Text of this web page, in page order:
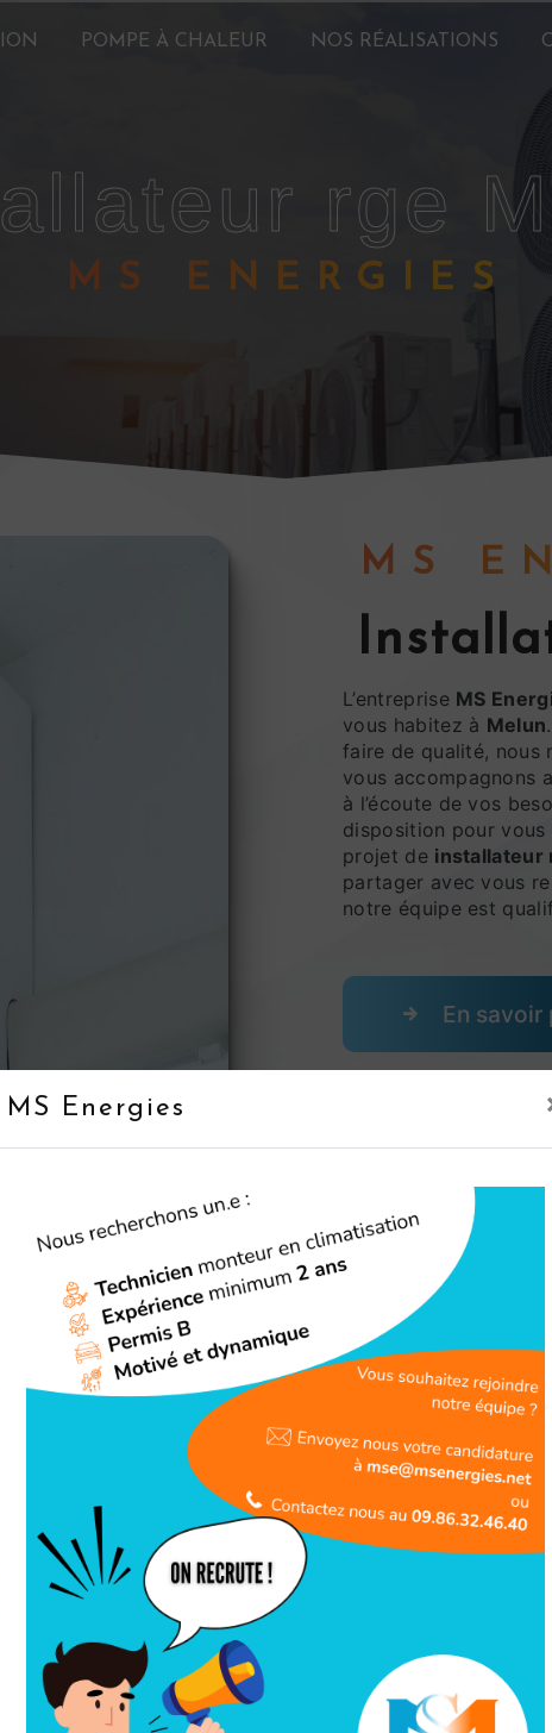
MS Energies
POMPE À CHALEUR NOS RÉALISATIONS
rge
MS ENERGIES
MS
L’entreprise MS
vous habitez à Melun
faire de qualité, nous
vous accompagnons
à l’écoute de vos
disposition pour vous
projet de installateur
partager avec vous
notre équipe est
En savoir
Téléphone
09 86 32 46 40